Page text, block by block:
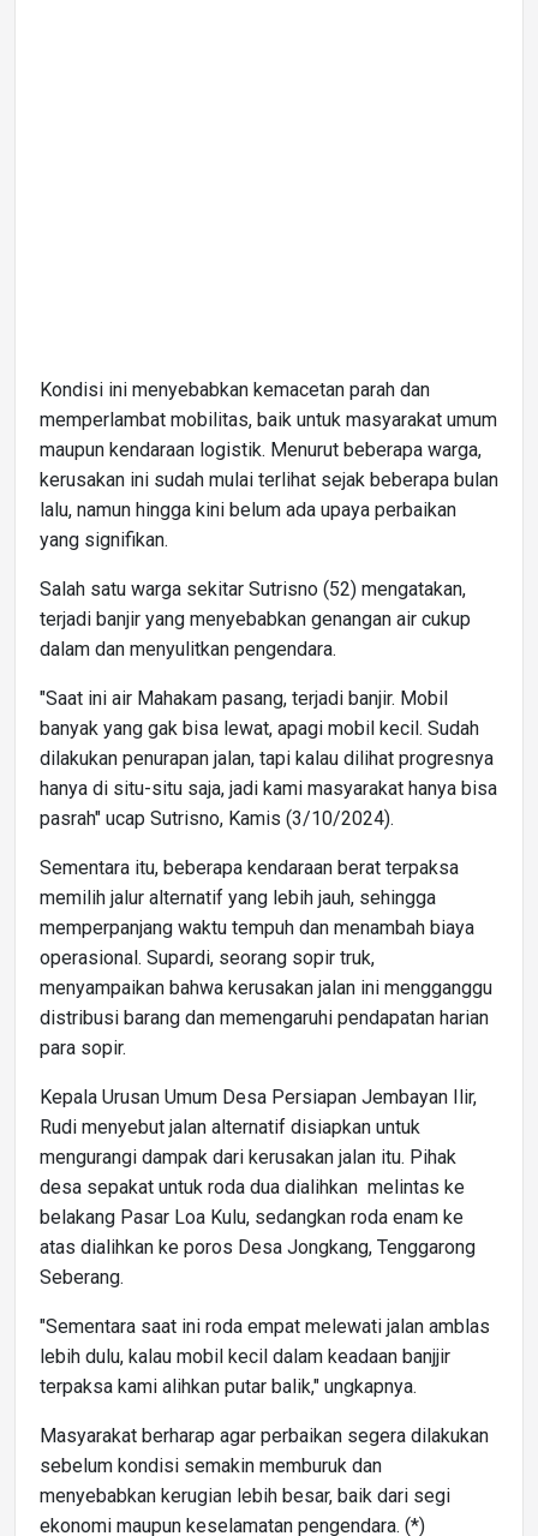
Kondisi ini menyebabkan kemacetan parah dan
memperlambat mobilitas, baik untuk masyarakat umum
maupun kendaraan logistik. Menurut beberapa warga,
kerusakan ini sudah mulai terlihat sejak beberapa bulan
lalu, namun hingga kini belum ada upaya perbaikan
yang signifikan.
Salah satu warga sekitar Sutrisno (52) mengatakan,
terjadi banjir yang menyebabkan genangan air cukup
dalam dan menyulitkan pengendara.
"Saat ini air Mahakam pasang, terjadi banjir. Mobil
banyak yang gak bisa lewat, apagi mobil kecil. Sudah
dilakukan penurapan jalan, tapi kalau dilihat progresnya
hanya di situ-situ saja, jadi kami masyarakat hanya bisa
pasrah" ucap Sutrisno, Kamis (3/10/2024).
Sementara itu, beberapa kendaraan berat terpaksa
memilih jalur alternatif yang lebih jauh, sehingga
memperpanjang waktu tempuh dan menambah biaya
operasional. Supardi, seorang sopir truk,
menyampaikan bahwa kerusakan jalan ini mengganggu
distribusi barang dan memengaruhi pendapatan harian
para sopir.
Kepala Urusan Umum Desa Persiapan Jembayan Ilir,
Rudi menyebut jalan alternatif disiapkan untuk
mengurangi dampak dari kerusakan jalan itu. Pihak
desa sepakat untuk roda dua dialihkan melintas ke
belakang Pasar Loa Kulu, sedangkan roda enam ke
atas dialihkan ke poros Desa Jongkang, Tenggarong
Seberang.
"Sementara saat ini roda empat melewati jalan amblas
lebih dulu, kalau mobil kecil dalam keadaan banjjir
terpaksa kami alihkan putar balik," ungkapnya.
Masyarakat berharap agar perbaikan segera dilakukan
sebelum kondisi semakin memburuk dan
menyebabkan kerugian lebih besar, baik dari segi
ekonomi maupun keselamatan pengendara. (*)